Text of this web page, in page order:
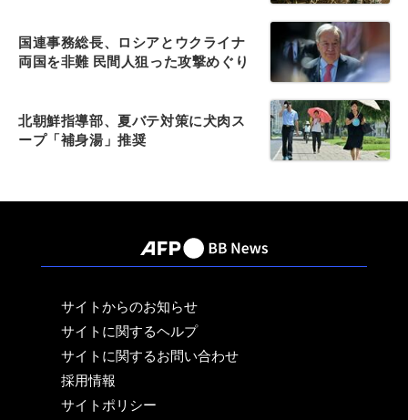
国連事務総長、ロシアとウクライナ
両国を非難 民間人狙った攻撃めぐり
北朝鮮指導部、夏バテ対策に犬肉ス
ープ「補身湯」推奨
サイトからのお知らせ
サイトに関するヘルプ
サイトに関するお問い合わせ
採用情報
サイトポリシー